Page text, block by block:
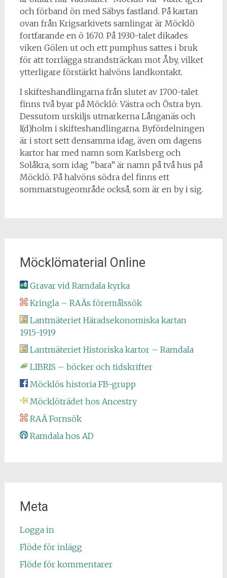
och förband ön med Säbys fastland. På kartan
ovan från Krigsarkivets samlingar är Möcklö
fortfarande en ö 1670. På 1930-talet dikades
viken Gölen ut och ett pumphus sattes i bruk
för att torrlägga strandsträckan mot Åby, vilket
ytterligare förstärkt halvöns landkontakt.
I skifteshandlingarna från slutet av 1700-talet
finns två byar på Möcklö: Västra och Östra byn.
Dessutom urskiljs utmarkerna Långanäs och
I(d)holm i skifteshandlingarna. Byfördelningen
är i stort sett densamma idag, även om dagens
kartor har med namn som Karlsberg och
Solåkra, som idag ”bara” är namn på två hus på
Möcklö. På halvöns södra del finns ett
sommarstugeområde också, som är en by i sig.
Möcklömaterial Online
Gravar vid Ramdala kyrka
Kringla – RAÄs föremålssök
Lantmäteriet Häradsekonomiska kartan
1915-1919
Lantmäteriet Historiska kartor – Ramdala
LIBRIS – böcker och tidskrifter
Möcklös historia FB-grupp
Möcklöträdet hos Ancestry
RAÄ Fornsök
Ramdala hos AD
Meta
Logga in
Flöde för inlägg
Flöde för kommentarer